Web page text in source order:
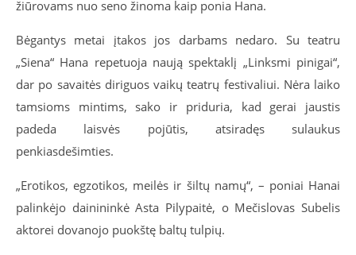
žiūrovams nuo seno žinoma kaip ponia Hana.
Bėgantys metai įtakos jos darbams nedaro. Su teatru
„Siena“ Hana repetuoja naują spektaklį „Linksmi pinigai“,
dar po savaitės diriguos vaikų teatrų festivaliui. Nėra laiko
tamsioms mintims, sako ir priduria, kad gerai jaustis
padeda laisvės pojūtis, atsiradęs sulaukus
penkiasdešimties.
„Erotikos, egzotikos, meilės ir šiltų namų“, – poniai Hanai
palinkėjo dainininkė Asta Pilypaitė, o Mečislovas Subelis
aktorei dovanojo puokštę baltų tulpių.